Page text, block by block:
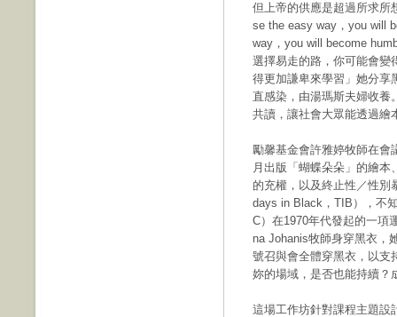
但上帝的供應是超過所求所
se the easy way，you will
way，you will become
選擇易走的路，你可能會變
得更加謙卑來學習」她分享
直感染，由湯瑪斯夫婦收養
共讀，讓社會大眾能透過繪
勵馨基金會許雅婷牧師在會
月出版「蝴蝶朵朵」的繪
的充權，以及終止性／性別
days in Black，TIB），不
C）在1970年代發起的一項
na Johanis牧師身穿黑衣，
號召與會全體穿黑衣，以支
妳的場域，是否也能持續？
這場工作坊針對課程主題設